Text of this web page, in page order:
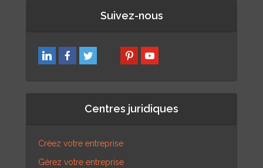
Suivez-nous
Centres juridiques
Créez votre entreprise
Gérez votre entreprise